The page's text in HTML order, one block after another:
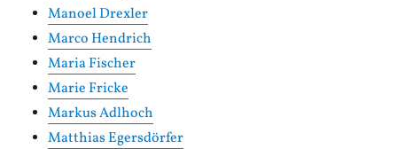
Manoel Drexler
Marco Hendrich
Maria Fischer
Marie Fricke
Markus Adlhoch
Matthias Egersdörfer